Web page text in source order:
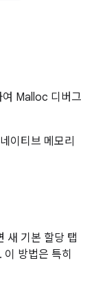
여 Malloc 디버그
이티브 메모리
새 기본 할당 탭
방법은 특히